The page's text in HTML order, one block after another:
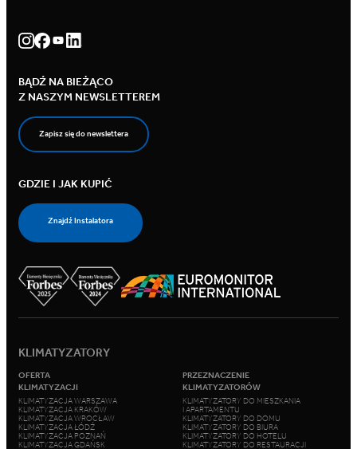
BĄDŹ NA BIEŻĄCO
Z NASZYM NEWSLETTEREM
Zapisz się do newslettera
GDZIE I JAK KUPIĆ
Znajdź Instalatora
KLIMATYZATORY
OFERTA
KLIMATYZACJI
KLIMATYZACJA WARSZAWA
KLIMATYZACJA KRAKÓW
KLIMATYZACJA WROCŁAW
KLIMATYZACJA ŁÓDŹ
KLIMATYZACJA POZNAŃ
KLIMATYZACJA GDAŃSK
PRZEZNACZENIE
KLIMATYZATORÓW
KLIMATYZATORY DO MIESZKANIA
I APARTAMENTU
KLIMATYZATORY DO DOMU
KLIMATYZATORY DO BIURA
KLIMATYZATORY DO HOTELU
KLIMATYZATORY DO RESTAURACJI